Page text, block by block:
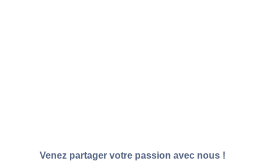
Venez partager votre passion avec nous !